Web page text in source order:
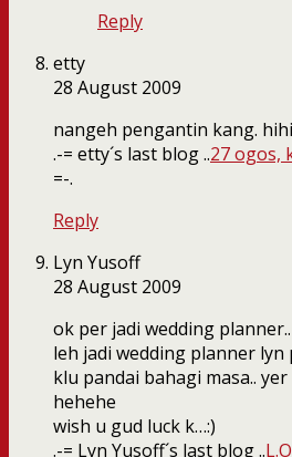
Reply
etty
28 August 2009
nangeh pengantin kang. hihi
.-= etty´s last blog ..27 ogos,
=-.
Reply
Lyn Yusoff
28 August 2009
ok per jadi wedding planner..
leh jadi wedding planner lyn
klu pandai bahagi masa..
hehehe
wish u gud luck k…:)
.-= Lyn Yusoff´s last blog ..